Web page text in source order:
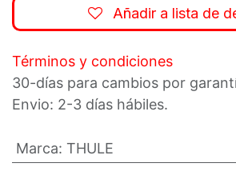
Añadir a lista de
Términos y condiciones
30-días para cambios por
Envio: 2-3 días hábiles.
Marca: THULE